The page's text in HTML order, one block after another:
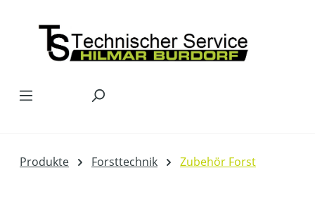
Produkte Forsttechnik Zubehör Forst